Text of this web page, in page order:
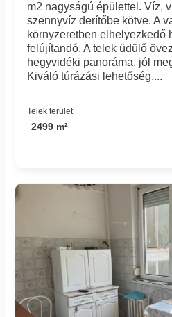
m2 nagyságú épülettel. Víz,
szennyvíz derítőbe kötve. A
környzeretben elhelyezkedő
felújítandó. A telek üdülő
hegyvidéki panoráma, jól
Kiváló túrázási lehetőség,...
Telek terület
2499 m²